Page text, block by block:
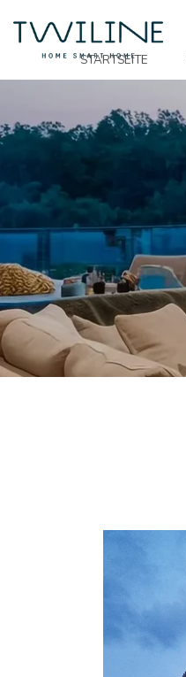
STARTSEITE